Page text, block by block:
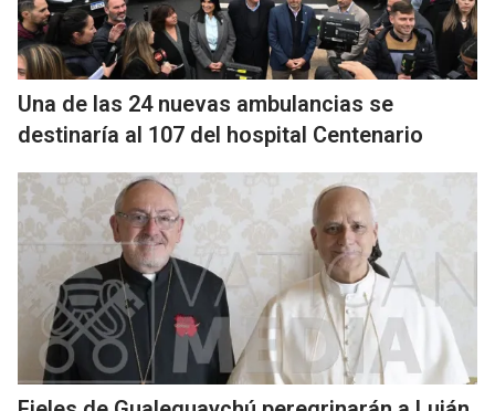
Una de las 24 nuevas ambulancias se
destinaría al 107 del hospital Centenario